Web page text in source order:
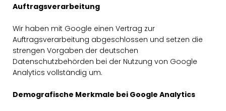
Auftragsverarbeitung
Wir haben mit Google einen Vertrag zur
Auftragsverarbeitung abgeschlossen und setzen die
strengen Vorgaben der deutschen
Datenschutzbehörden bei der Nutzung von Google
Analytics vollständig um.
Demografische Merkmale bei Google Analytics